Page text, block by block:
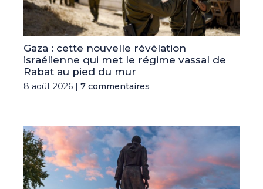
Gaza : cette nouvelle révélation
israélienne qui met le régime vassal de
Rabat au pied du mur
8 août 2026 | 7 commentaires